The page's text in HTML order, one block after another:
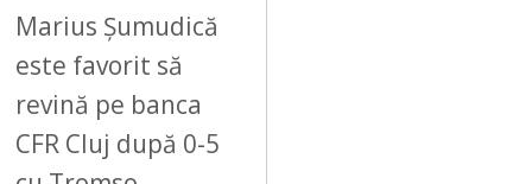
Marius Șumudică
este favorit să
revină pe banca
CFR Cluj după 0-5